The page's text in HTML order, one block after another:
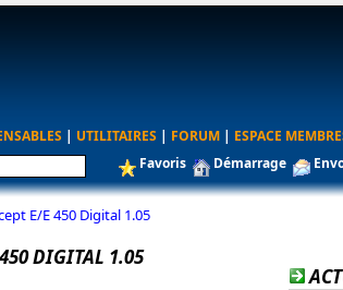
| UTILITAIRES | FORUM | ESPACE
Favoris Démarrage
E/E 450 Digital 1.05
450 DIGITAL 1.05